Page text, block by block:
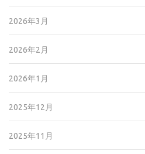
2026年3月
2026年2月
2026年1月
2025年12月
2025年11月